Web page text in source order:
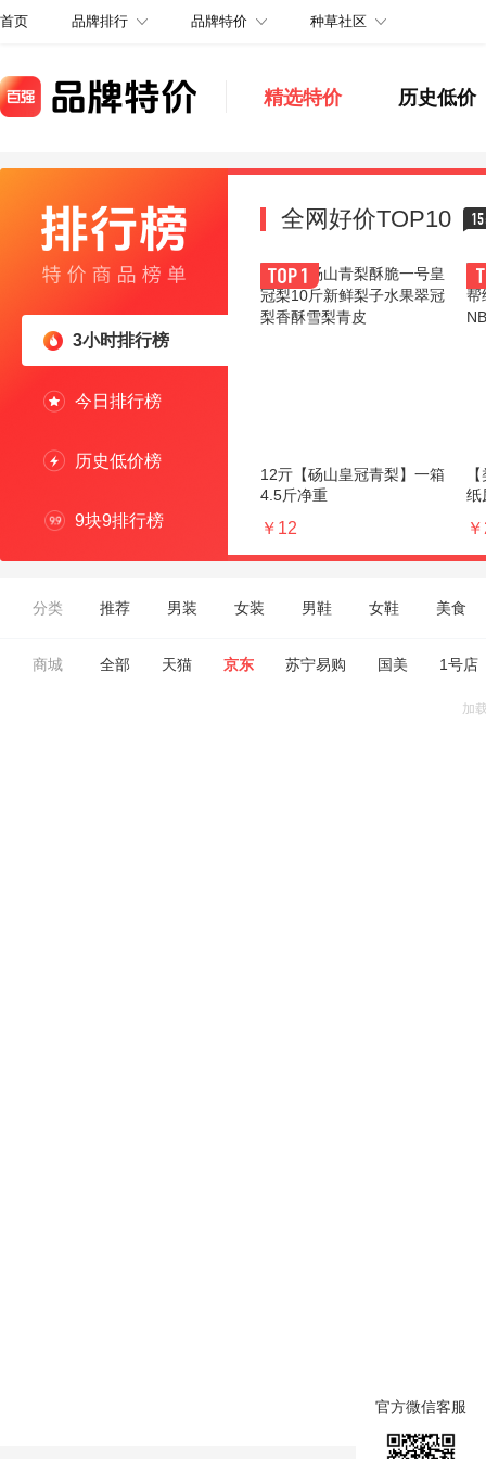
首页 品牌排行 品牌特价 种草社区
精选特价 历史低价
3小时排行榜
今日排行榜
历史低价榜
9块9排行榜
全网好价TOP10
12亓【砀山皇冠青梨】一箱
4.5斤净重
￥12
纸
分类 推荐 男装 女装 男鞋 女鞋 美食
商城 全部 天猫 京东 苏宁易购 国美 1号店
加
官方微信客服